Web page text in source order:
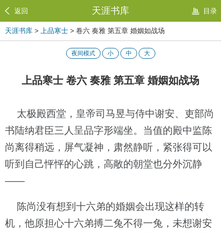
返回 天涯书库 目录
天涯书库 > 上品寒士 > 卷六 奏雅 第五章 婚姻如战场
夜间模式 小 中 大
上品寒士 卷六 奏雅 第五章 婚姻如战场
太极殿西堂，皇帝司马昱与侍中谢安、吏部尚
书陆纳君臣三人呈品字形端坐。当值的殿中监陈
尚离得稍远，屏气凝神，肃然静听，紧张得可以
听到自己怦怦的心跳，高敞的朝堂也分外沉静
——
陈尚没有想到十六弟的婚姻会出现这样的转
机，他原担心十六弟搏二兔不得一兔，未想谢安